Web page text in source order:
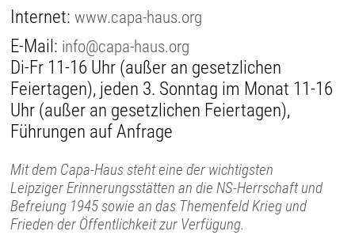
Internet:www.capa-haus.org
E-Mail: info@capa-haus.org
Di-Fr 11-16 Uhr (außer an gesetzlichen
Feiertagen), jeden 3. Sonntag im Monat 11-16
Uhr (außer an gesetzlichen Feiertagen),
Führungen auf Anfrage
Mit dem Capa-Haus steht eine der wichtigsten
Leipziger Erinnerungsstätten an die NS-Herrschaft und
Befreiung 1945 sowie an das Themenfeld Krieg und
Frieden der Öffentlichkeit zur Verfügung.